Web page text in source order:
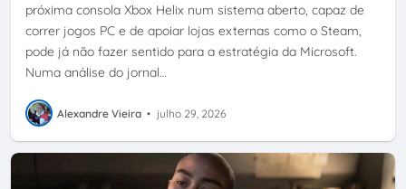
próxima consola Xbox Helix num sistema aberto, capaz de
correr jogos PC e de apoiar lojas externas como o Steam,
pode já não fazer sentido para a estratégia da Microsoft.
Numa análise do jornal…
Alexandre Vieira • julho 29, 2026